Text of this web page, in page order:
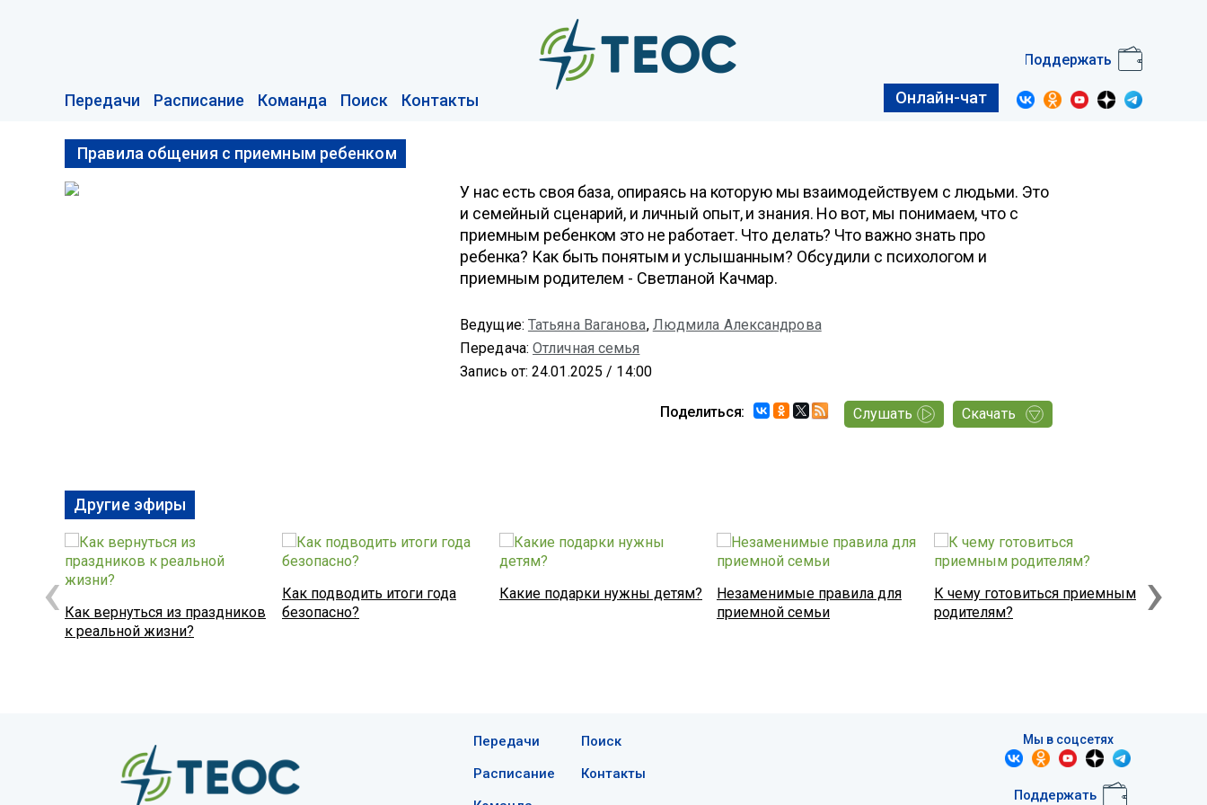
Передачи Расписание Команда Поиск Контакты
Поддержать
Онлайн-чат
Правила общения с приемным ребенком
У нас есть своя база, опираясь на которую мы взаимодействуем с людьми. Это
и семейный сценарий, и личный опыт, и знания. Но вот, мы понимаем, что с
приемным ребенком это не работает. Что делать? Что важно знать про
ребенка? Как быть понятым и услышанным? Обсудили с психологом и
приемным родителем - Светланой Качмар.
Ведущие: Татьяна Ваганова, Людмила Александрова
Передача: Отличная семья
Запись от: 24.01.2025 / 14:00
Слушать Скачать
Поделиться:
Другие эфиры
Как вернуться из праздников
к реальной жизни?
Как подводить итоги года
безопасно?
Какие подарки нужны детям?
Незаменимые правила для
приемной семьи
К чему готовиться приемным
родителям?
Что
‹ ›
Передачи
Расписание
Поиск
Контакты
Мы в соцсетях
Поддержать